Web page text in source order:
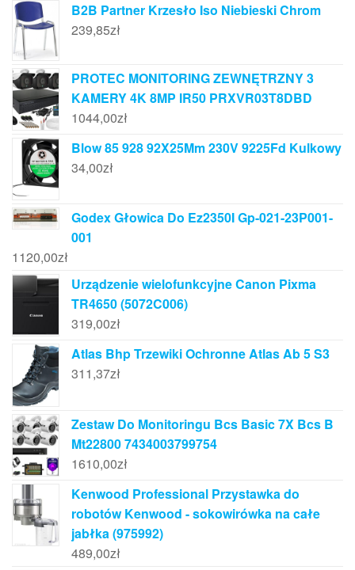
B2B Partner Krzesło Iso Niebieski Chrom
239,85zł
PROTEC MONITORING ZEWNĘTRZNY 3
KAMERY 4K 8MP IR50 PRXVR03T8DBD
1044,00zł
Blow 85 928 92X25Mm 230V 9225Fd Kulkowy
34,00zł
Godex Głowica Do Ez2350I Gp-021-23P001-
001
1120,00zł
Urządzenie wielofunkcyjne Canon Pixma
TR4650 (5072C006)
319,00zł
Atlas Bhp Trzewiki Ochronne Atlas Ab 5 S3
311,37zł
Zestaw Do Monitoringu Bcs Basic 7X Bcs B
Mt22800 7434003799754
1610,00zł
Kenwood Professional Przystawka do
robotów Kenwood - sokowirówka na całe
jabłka (975992)
489,00zł